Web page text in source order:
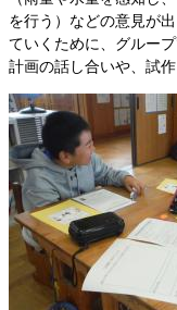
を行う）などの意見が
ていくために、グルー
計画の話し合いや、試作